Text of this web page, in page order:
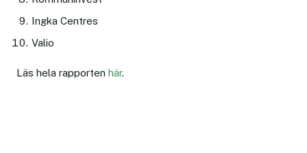
Ingka Centres
Valio
Läs hela rapporten här.